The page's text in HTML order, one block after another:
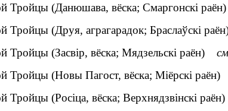
Тройцы (Данюшава, вёска; Смаргонскі
Тройцы (Друя, аграгарадок; Браслаўскі
Тройцы (Засвір, вёска; Мядзельскі раён)
Тройцы (Новы Пагост, вёска; Міёрскі раён)
Тройцы (Росіца, вёска; Верхнядзвінскі